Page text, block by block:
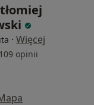
· Więcej
109 opinii